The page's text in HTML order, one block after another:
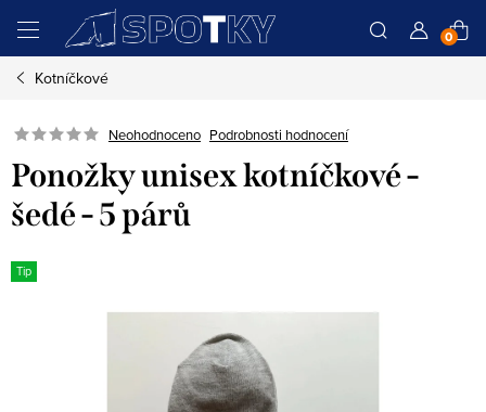
obsah
Kotníčkové
Neohodnoceno Podrobnosti hodnocení
Ponožky unisex kotníčkové -
šedé - 5 párů
Tip